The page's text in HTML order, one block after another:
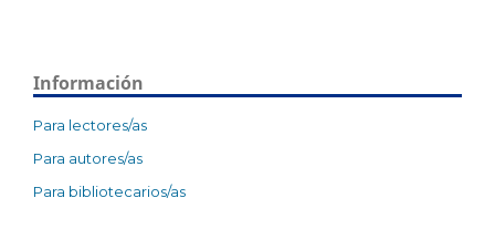
Información
Para lectores/as
Para autores/as
Para bibliotecarios/as